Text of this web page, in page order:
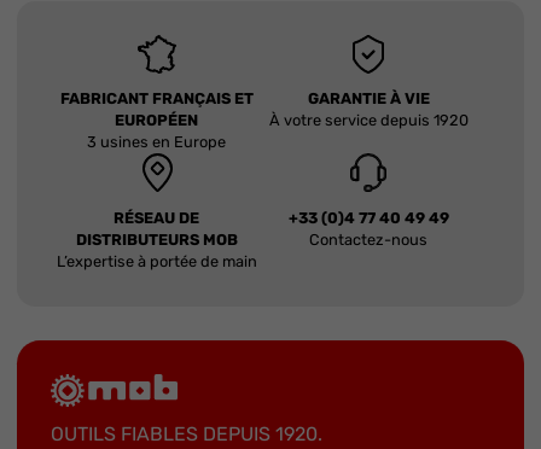
FABRICANT FRANÇAIS ET
EUROPÉEN
3 usines en Europe
GARANTIE À VIE
À votre service depuis 1920
RÉSEAU DE
DISTRIBUTEURS MOB
L’expertise à portée de main
+33 (0)4 77 40 49 49
Contactez-nous
OUTILS FIABLES DEPUIS 1920.